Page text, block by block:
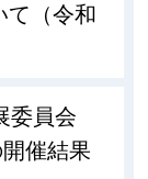
て（令和
委員会
催結果